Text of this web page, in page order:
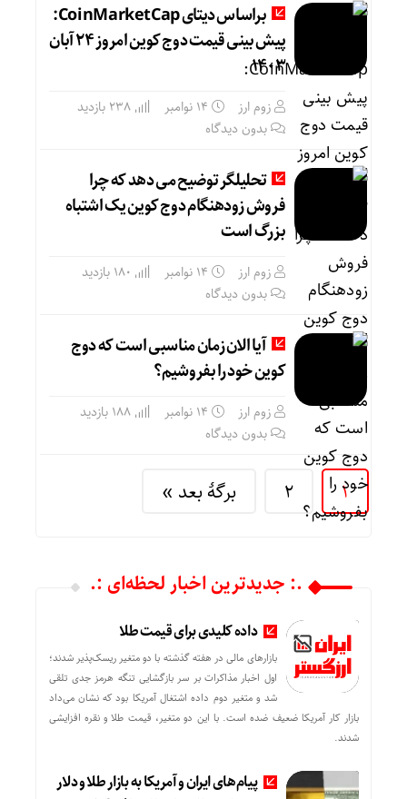
براساس دیتای CoinMarketCap:
پیش بینی قیمت دوج کوین امروز ۲۴ آبان
۱۴۰۳
زوم ارز 14 نوامبر
بدون دیدگاه
تحلیلگر توضیح می دهد که چرا
فروش زودهنگام دوج کوین یک اشتباه
بزرگ است
زوم ارز 14 نوامبر
بدون دیدگاه
آیا الان زمان مناسبی است که دوج
کوین خود را بفروشیم؟
زوم ارز 14 نوامبر
بدون دیدگاه
1
2 برگهٔ بعد »
.: جدیدترین اخبار لحظه‌ای :.
داده کلیدی برای قیمت طلا
بازارهای مالی در هفته گذشته با دو متغیر ریسک‌پذیر شدند؛
اول اخبار مذاکرات بر سر بازگشایی تنگه هرمز جدی تلقی
شد و متغیر دوم داده اشتغال آمریکا بود که نشان می‌داد
بازار کار آمریکا ضعیف ضده است. با این دو متغیر، قیمت طلا و نقره افزایشی
شدند.
پیام‌های ایران و آمریکا به بازار طلا و دلار